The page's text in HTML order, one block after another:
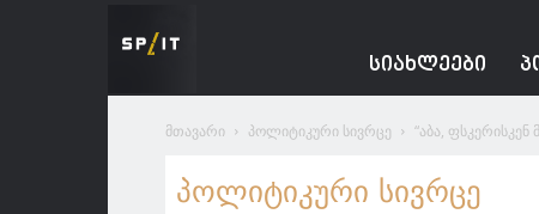
ᲡᲘᲐᲮᲚᲔᲔᲑᲘ
მთავარი პოლიტიკური სივრცე “აბა,
პოლიტიკური სივრცე